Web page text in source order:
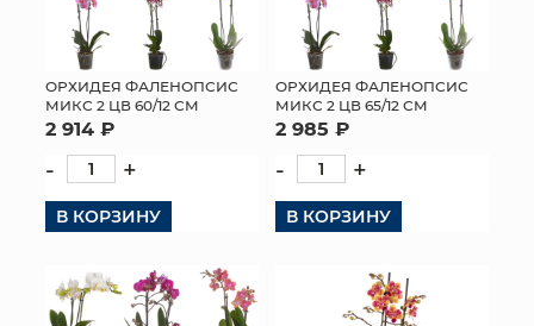
ПОДАРОЧНЫЕ КАРТЫ
ТОРГОВЫЙ ЦЕНТР
ОПТОВЫМ КЛИЕНТАМ
ДОСТАВКА И ОПЛАТА
КОНТАКТЫ
ОРХИДЕЯ ФАЛЕНОПСИС
МИКС 2 ЦВ 60/12 СМ
2 914 ₽
- +
В КОРЗИНУ
ОРХИДЕЯ ФАЛЕНОПСИС
МИКС 2 ЦВ 65/12 СМ
2 985 ₽
- +
В КОРЗИНУ